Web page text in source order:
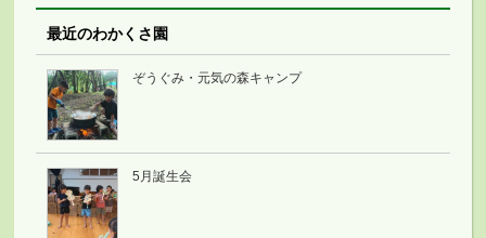
最近のわかくさ園
ぞうぐみ・元気の森キャンプ
5月誕生会